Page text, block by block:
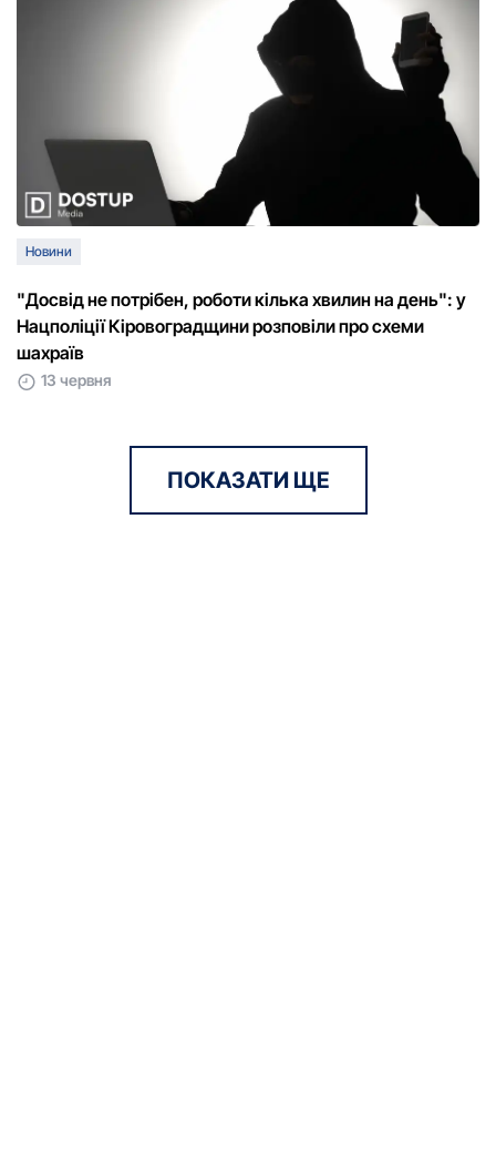
Новини
"Досвід не потрібен, роботи кілька хвилин на день": у
Нацполіції Кіровоградщини розповіли про схеми
шахраїв
13 червня
ПОКАЗАТИ ЩЕ